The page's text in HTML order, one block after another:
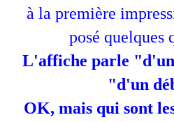
à la première
posé quelques
L'affiche parle
"d'un
OK, mais qui sont